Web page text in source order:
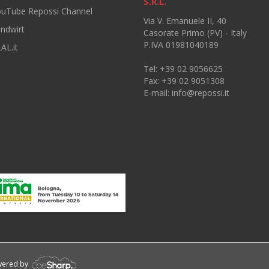
Repossi Channel
Via V. Emanuele II, 40
Casorate Primo (PV) - Italy
P.IVA 01981040189
Tel: +39 02 9056625
Fax: +39 02 9051308
E-mail: info@repossi.it
by